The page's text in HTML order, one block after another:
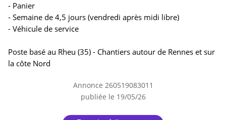
- Panier
- Semaine de 4,5 jours (vendredi après midi libre)
- Véhicule de service
Poste basé au Rheu (35) - Chantiers autour de Rennes et sur
la côte Nord
Annonce 260519083011
publiée le 19/05/26